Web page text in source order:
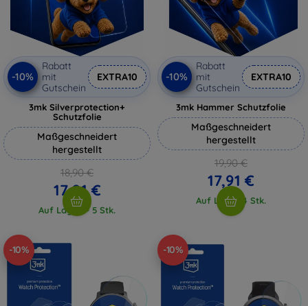
-10%
Rabatt
mit
Gutschein
EXTRA10
3mk Silverprotection+
Schutzfolie
Maßgeschneidert
hergestellt
18,90 €
17,01 €
Auf Lager > 5 Stk.
-10%
Rabatt
mit
Gutschein
EXTRA10
3mk Hammer Schutzfolie
Maßgeschneidert
hergestellt
19,90 €
17,91 €
Auf Lager 4 Stk.
-10% -10%